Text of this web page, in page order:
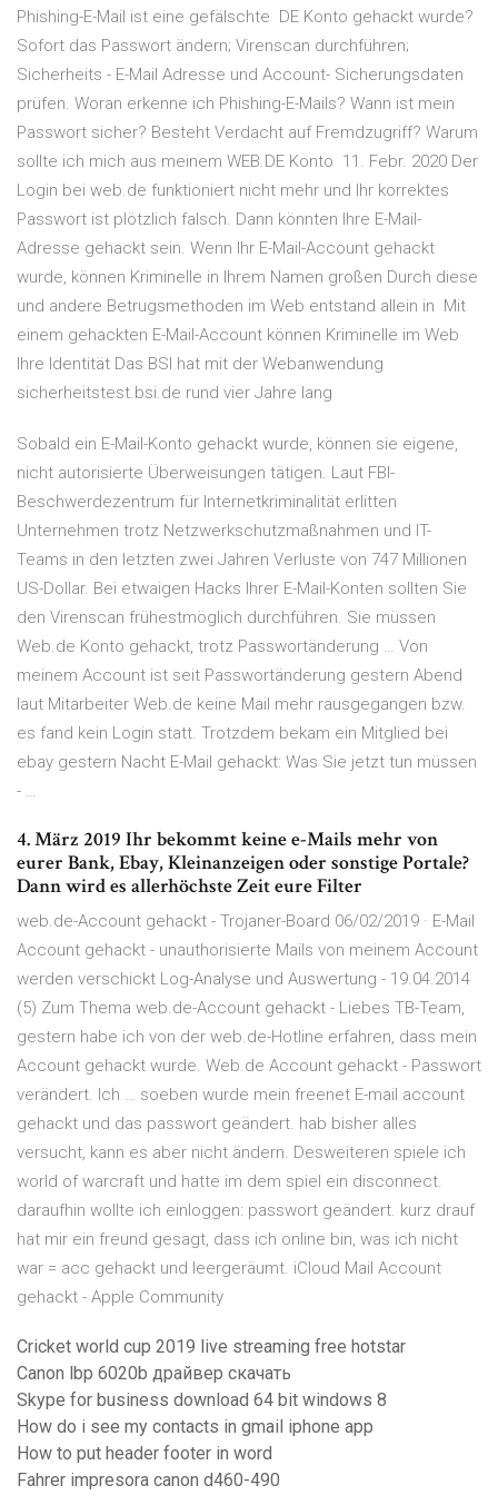
Phishing-E-Mail ist eine gefälschte DE Konto gehackt wurde?
Sofort das Passwort ändern; Virenscan durchführen;
Sicherheits - E-Mail Adresse und Account- Sicherungsdaten
prüfen. Woran erkenne ich Phishing-E-Mails? Wann ist mein
Passwort sicher? Besteht Verdacht auf Fremdzugriff? Warum
sollte ich mich aus meinem WEB.DE Konto 11. Febr. 2020 Der
Login bei web.de funktioniert nicht mehr und Ihr korrektes
Passwort ist plötzlich falsch. Dann könnten Ihre E-Mail-
Adresse gehackt sein. Wenn Ihr E-Mail-Account gehackt
wurde, können Kriminelle in Ihrem Namen großen Durch diese
und andere Betrugsmethoden im Web entstand allein in Mit
einem gehackten E-Mail-Account können Kriminelle im Web
Ihre Identität Das BSI hat mit der Webanwendung
sicherheitstest.bsi.de rund vier Jahre lang
Sobald ein E-Mail-Konto gehackt wurde, können sie eigene,
nicht autorisierte Überweisungen tätigen. Laut FBI-
Beschwerdezentrum für Internetkriminalität erlitten
Unternehmen trotz Netzwerkschutzmaßnahmen und IT-
Teams in den letzten zwei Jahren Verluste von 747 Millionen
US-Dollar. Bei etwaigen Hacks Ihrer E-Mail-Konten sollten Sie
den Virenscan frühestmöglich durchführen. Sie müssen
Web.de Konto gehackt, trotz Passwortänderung … Von
meinem Account ist seit Passwortänderung gestern Abend
laut Mitarbeiter Web.de keine Mail mehr rausgegangen bzw.
es fand kein Login statt. Trotzdem bekam ein Mitglied bei
ebay gestern Nacht E-Mail gehackt: Was Sie jetzt tun müssen
- …
4. März 2019 Ihr bekommt keine e-Mails mehr von
eurer Bank, Ebay, Kleinanzeigen oder sonstige Portale?
Dann wird es allerhöchste Zeit eure Filter
web.de-Account gehackt - Trojaner-Board 06/02/2019 · E-Mail
Account gehackt - unauthorisierte Mails von meinem Account
werden verschickt Log-Analyse und Auswertung - 19.04.2014
(5) Zum Thema web.de-Account gehackt - Liebes TB-Team,
gestern habe ich von der web.de-Hotline erfahren, dass mein
Account gehackt wurde. Web.de Account gehackt - Passwort
verändert. Ich … soeben wurde mein freenet E-mail account
gehackt und das passwort geändert. hab bisher alles
versucht, kann es aber nicht ändern. Desweiteren spiele ich
world of warcraft und hatte im dem spiel ein disconnect.
daraufhin wollte ich einloggen: passwort geändert. kurz drauf
hat mir ein freund gesagt, dass ich online bin, was ich nicht
war = acc gehackt und leergeräumt. iCloud Mail Account
gehackt - Apple Community
Cricket world cup 2019 live streaming free hotstar
Canon lbp 6020b драйвер скачать
Skype for business download 64 bit windows 8
How do i see my contacts in gmail iphone app
How to put header footer in word
Fahrer impresora canon d460-490